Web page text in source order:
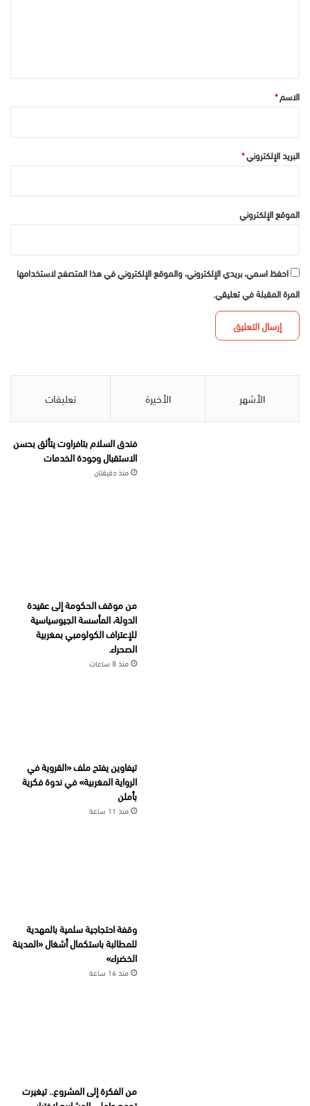
*الاسم*
البريد الإلكتروني*
الموقع الإلكتروني
احفظ اسمي، بريدي الإلكتروني، والموقع الإلكتروني في هذا المتصفح لاستخدامها
المرة المقبلة في تعليقي.
الأشهر الأخيرة تعليقات
فندق السلام بتافراوت يتألق بحسن
الاستقبال وجودة الخدمات
منذ دقيقتان
من موقف الحكومة إلى عقيدة
الدولة، المأسسة الجيوسياسية
للإعتراف الكولومبي بمغربية
الصحراء.
منذ 8 ساعات
تيفاوين يفتح ملف «القروية في
الرواية المغربية» في ندوة فكرية
بأملن
منذ 11 ساعة
وقفة احتجاجية سلمية بالمهدية
للمطالبة باستكمال أشغال «المدينة
الخضراء»
منذ 16 ساعة
من الفكرة إلى المشروع.. تيغيرت